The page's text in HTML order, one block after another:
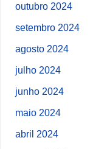
outubro 2024
setembro 2024
agosto 2024
julho 2024
junho 2024
maio 2024
abril 2024